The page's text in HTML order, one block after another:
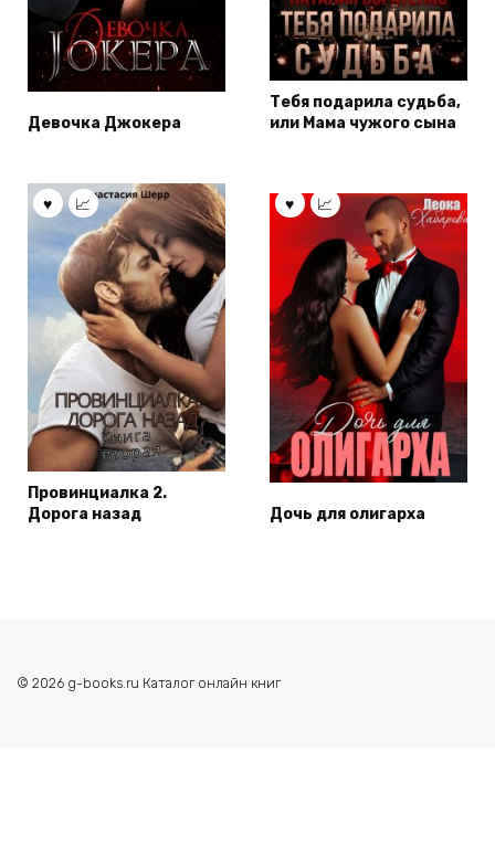
Девочка Джокера
Тебя подарила судьба,
или Мама чужого сына
Провинциалка 2.
Дорога назад
Дочь для олигарха
© 2026 g-books.ru Каталог онлайн книг